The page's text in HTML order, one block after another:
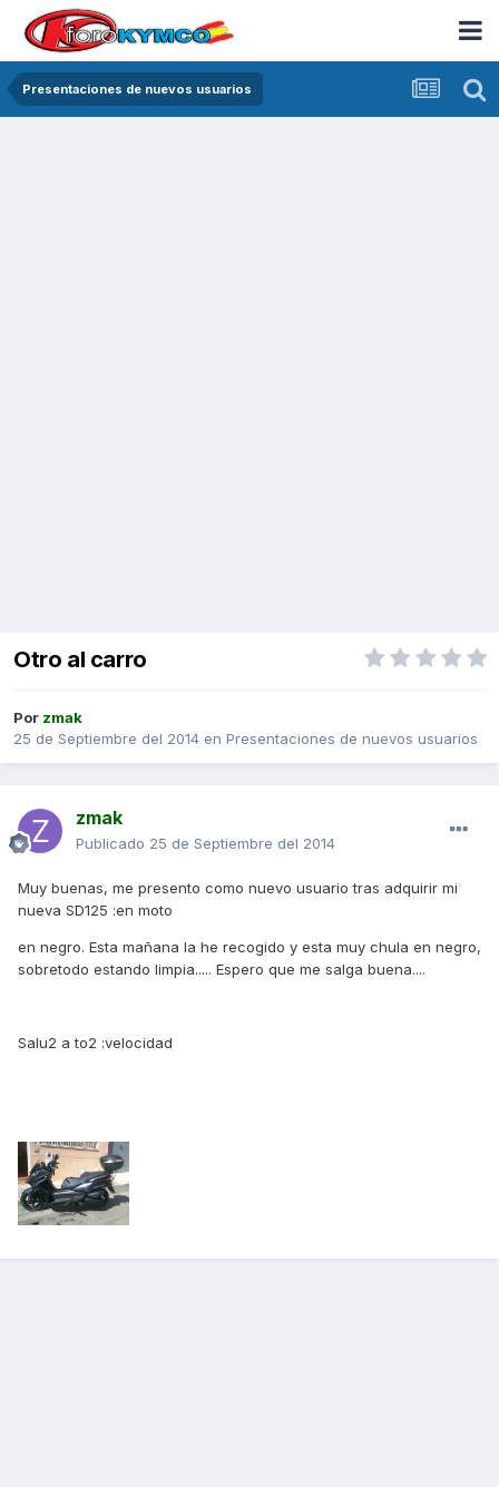
Presentaciones de nuevos usuarios
Otro al carro
Por zmak
25 de Septiembre del 2014 en Presentaciones de nuevos usuarios
zmak
Publicado 25 de Septiembre del 2014
Muy buenas, me presento como nuevo usuario tras adquirir mi
nueva SD125 :en moto
en negro. Esta mañana la he recogido y esta muy chula en negro,
sobretodo estando limpia..... Espero que me salga buena....
Salu2 a to2 :velocidad